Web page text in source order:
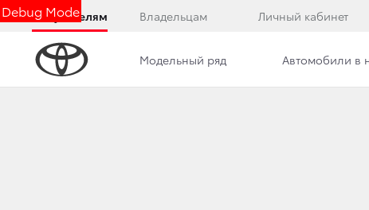
Debug Mode
Покупателям Владельцам Личный кабинет
Модельный ряд Автомобили в